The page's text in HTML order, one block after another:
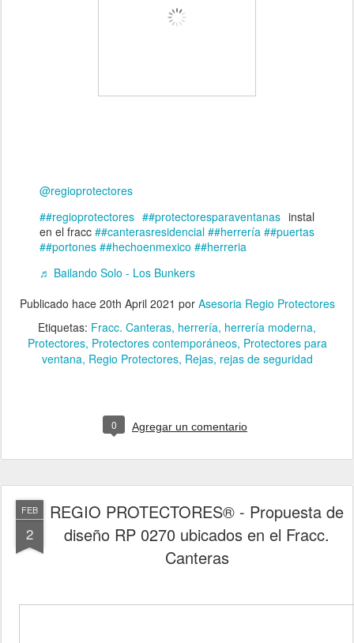
@regioprotectores
##regioprotectores ##protectoresparaventanas instal
en el fracc ##canterasresidencial ##herrería ##puertas
##portones ##hechoenmexico ##herreria
♬ Bailando Solo - Los Bunkers
Publicado hace 20th April 2021 por Asesoria Regio Protectores
Etiquetas: Fracc. Canteras herrería herrería moderna
Protectores Protectores contemporáneos Protectores para
ventana Regio Protectores Rejas rejas de seguridad
0 Agregar un comentario
FEB
2
REGIO PROTECTORES® - Propuesta de
diseño RP 0270 ubicados en el Fracc.
Canteras